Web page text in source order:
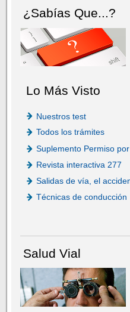
¿Sabías Que...?
Lo Más Visto
Nuestros test
Todos los trámites
Suplemento Permiso
Revista interactiva 277
Salidas de vía, el
Técnicas de conducción
Salud Vial